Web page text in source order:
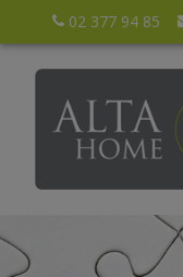
02 377 94 85